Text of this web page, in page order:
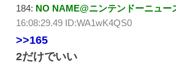
184: NO NAME@ニンテンドーニュー
16:08:29.49 ID:WA1wK4QS0
>>165
2だけでいい